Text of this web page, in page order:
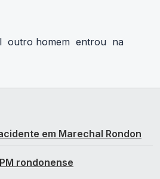
outro homem entrou na
em Marechal Rondon
rondonense